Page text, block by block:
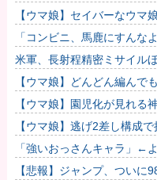
いよね…
【ウマ娘】セイバーなウマ
「コンビニ、馬鹿にすんな
ｗｗｗｗｗｗｗｗ
米軍、長射程精密ミサイル
少」と軍高官が警告！
【ウマ娘】どんどん編んで
【ウマ娘】園児化が見れる
【ウマ娘】逃げ2差し構成
のだ。他
「強いおっさんキャラ」←
← 全然いない他
【悲報】ジャンプ、ついに